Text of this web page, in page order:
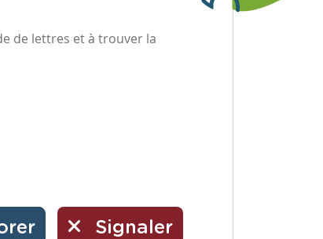
de lettres et à trouver la
Signaler